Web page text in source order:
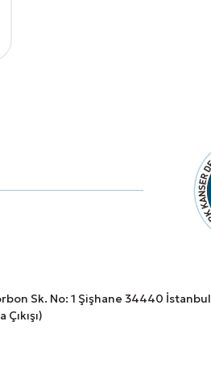
Sk. No: 1 Şişhane 34440 İstanbul